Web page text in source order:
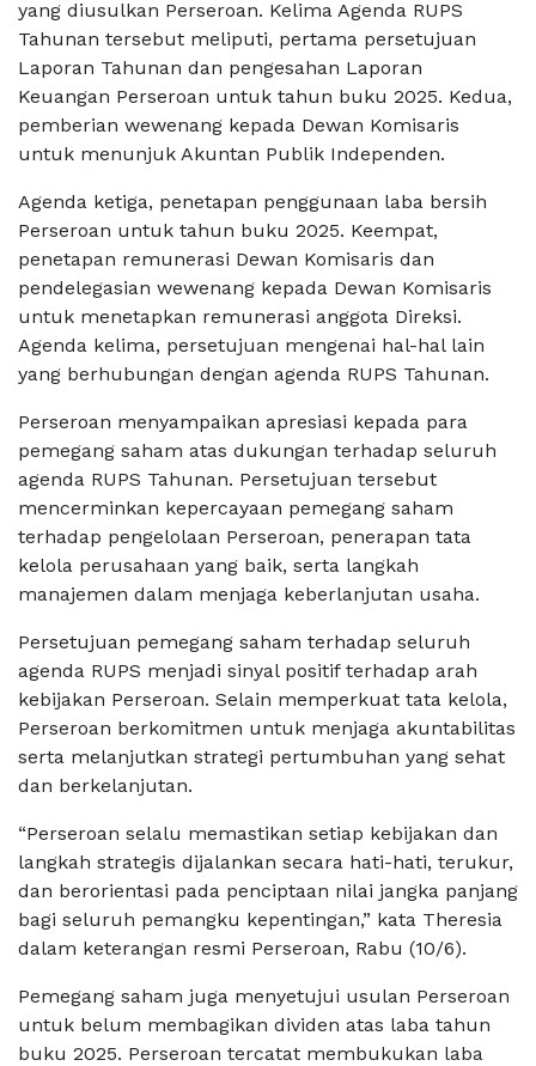
yang diusulkan Perseroan. Kelima Agenda RUPS
Tahunan tersebut meliputi, pertama persetujuan
Laporan Tahunan dan pengesahan Laporan
Keuangan Perseroan untuk tahun buku 2025. Kedua,
pemberian wewenang kepada Dewan Komisaris
untuk menunjuk Akuntan Publik Independen.
Agenda ketiga, penetapan penggunaan laba bersih
Perseroan untuk tahun buku 2025. Keempat,
penetapan remunerasi Dewan Komisaris dan
pendelegasian wewenang kepada Dewan Komisaris
untuk menetapkan remunerasi anggota Direksi.
Agenda kelima, persetujuan mengenai hal-hal lain
yang berhubungan dengan agenda RUPS Tahunan.
Perseroan menyampaikan apresiasi kepada para
pemegang saham atas dukungan terhadap seluruh
agenda RUPS Tahunan. Persetujuan tersebut
mencerminkan kepercayaan pemegang saham
terhadap pengelolaan Perseroan, penerapan tata
kelola perusahaan yang baik, serta langkah
manajemen dalam menjaga keberlanjutan usaha.
Persetujuan pemegang saham terhadap seluruh
agenda RUPS menjadi sinyal positif terhadap arah
kebijakan Perseroan. Selain memperkuat tata kelola,
Perseroan berkomitmen untuk menjaga akuntabilitas
serta melanjutkan strategi pertumbuhan yang sehat
dan berkelanjutan.
“Perseroan selalu memastikan setiap kebijakan dan
langkah strategis dijalankan secara hati-hati, terukur,
dan berorientasi pada penciptaan nilai jangka panjang
bagi seluruh pemangku kepentingan,” kata Theresia
dalam keterangan resmi Perseroan, Rabu (10/6).
Pemegang saham juga menyetujui usulan Perseroan
untuk belum membagikan dividen atas laba tahun
buku 2025. Perseroan tercatat membukukan laba